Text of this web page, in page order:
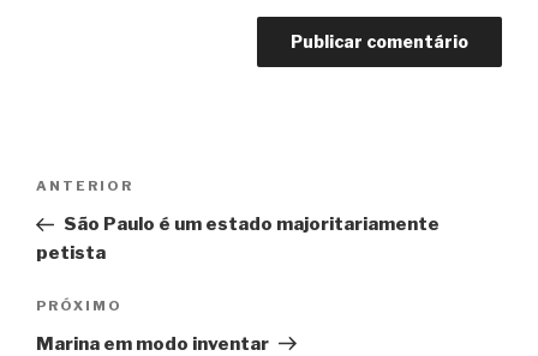
Post
Anterior
ANTERIOR
São Paulo é um estado majoritariamente
petista
Próximo
PRÓXIMO
Marina em modo inventar